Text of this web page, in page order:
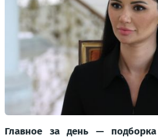
Главное за день —